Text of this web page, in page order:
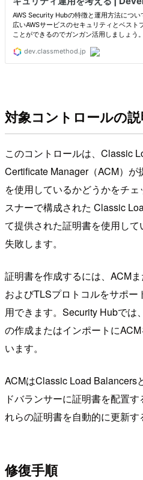
対象コントロールの
このコントロールは、Classic
Certificate Manager（ACM）
を使用しているかどうかをチ
スナーで構成された Classic
て提供された証明書を使用し
失敗します。
証明書を作成するには、ACM
およびTLSプロトコルをサポ
用できます。Security Hubでは
の作成またはインポートに
います。
ACMはClassic Load Balancers
ドバランサーに証明書を配置
れらの証明書を自動的に更新す
修復手順